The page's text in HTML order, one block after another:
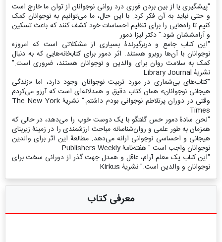
"پیشگیری یا از بین بردن فوری درد روانی نوجوانان از توان ما خارج است
و حتی نباید به آن فکر کرد. با این حال، ما می‌توانیم به نوجوانان کمک
کنیم تا راه‌هایی را برای تنظیم احساسات خود کشف کنند که باعث تسکین
و آرامششان شود." دکتر لیزا دمور
"این کتاب جامع و دربرگیرندۀ بسیاری از مشکلاتی است که امروزه
نوجوانان با آن‌ها روبرو هستند. اثر دمور برای کتابخانه‌هایی که به دنبال
کمک به سلامت روان برای والدین و نوجوانان هستند، ضروری است."
نشریۀ Library Journal
"کتاب‌های بی‌شماری در مورد تربیت نوجوانان وجود دارد، اما «زندگی
هیجانی نوجوانان» همان کتاب دقیق و همدلانه‌ای است که آرزو می‌کردم
وقتی در دوران پرتلاطم نوجوانی بودم داشتم." نشریۀ The New York
Times
"لحن سادۀ دمور حس گفتگو با یک دوست خوب را می‌دهد، در حالی که
همزمان به طور علمی و روان‌شناسانه مباحث ارزشمندی را در زمینۀ زیربنای
هیجانی و احساسی نوجوانی ارائه می‌دهد. مطالعۀ این اثر برای والدین
نوجوانان واجب است." هفته‌نامۀ Publishers Weekly
"این کتاب یک معلم آرام، عاقل و همدل جهت گذر از دورانی سخت برای
نوجوانان و والدین است." نشریۀ Kirkus
معرفی کتاب